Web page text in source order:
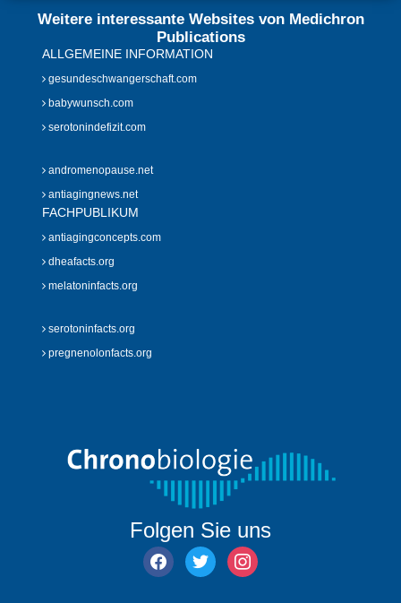
Weitere interessante Websites von Medichron
Publications
ALLGEMEINE INFORMATION
gesundeschwangerschaft.com
babywunsch.com
serotonindefizit.com
andromenopause.net
antiagingnews.net
FACHPUBLIKUM
antiagingconcepts.com
dheafacts.org
melatoninfacts.org
serotoninfacts.org
pregnenolonfacts.org
Folgen Sie uns
facebook
twitter instagram